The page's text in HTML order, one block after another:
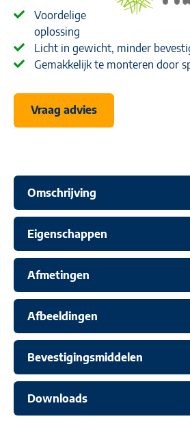
Voordelige
oplossing
Licht in gewicht, minder
Gemakkelijk te monteren door
Vraag advies
Omschrijving
Eigenschappen
Afmetingen
Afbeeldingen
Bevestigingsmiddelen
Downloads